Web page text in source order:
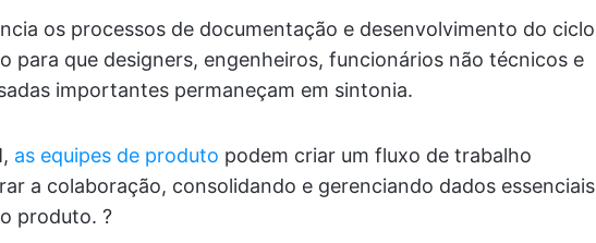
os processos de documentação e desenvolvimento do ciclo
para que designers, engenheiros, funcionários não técnicos e
importantes permaneçam em sintonia.
as equipes de produto podem criar um fluxo de trabalho
a colaboração, consolidando e gerenciando dados essenciais
produto. ?